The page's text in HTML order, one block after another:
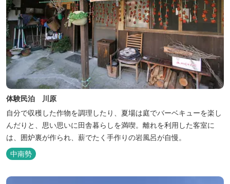
体験民泊 川原
自分で収穫した作物を調理したり、夏場は庭でバーベキューを楽し
んだりと、思い思いに田舎暮らしを満喫。離れを利用した客室に
は、囲炉裏が作られ、薪でたく手作りの岩風呂が自慢。
中南勢